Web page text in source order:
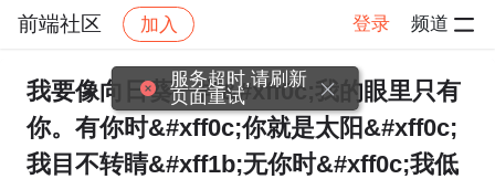
前端社区 加入 登录 频道
社区 前端社区 感慨 帖子详情
我要像向日葵一样&#xff0c;我的眼里只有
你。有你时&#xff0c;你就是太阳&#xff0c;
我目不转睛&#xff1b;无你时&#xff0c;我低
服务超时,请刷新
页面重试